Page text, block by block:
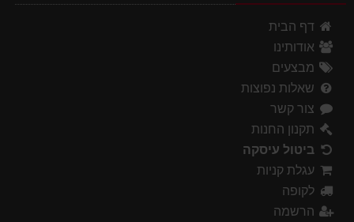
דף הבית
אודותינו
מבצעים
שאלות נפוצות
צור קשר
תקנון החנות
ביטול עיסקה
עגלת קניות
לקופה
הרשמה